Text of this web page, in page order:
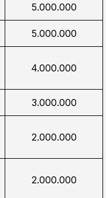
5.000.000
5.000.000
4.000.000
3.000.000
2.000.000
2.000.000